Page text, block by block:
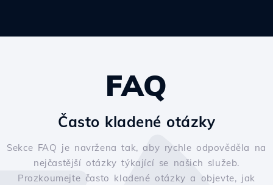
FAQ
Často kladené otázky
Sekce FAQ je navržena tak, aby rychle odpověděla na
nejčastější otázky týkající se našich služeb.
Prozkoumejte často kladené otázky a objevte, jak